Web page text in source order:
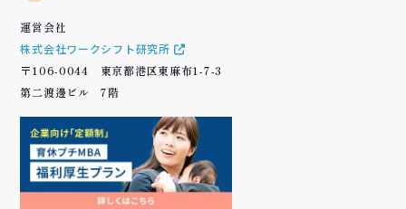
運営会社
株式会社ワークシフト研究所
〒106-0044 東京都港区東麻布1-7-3
第二渡邊ビル 7階